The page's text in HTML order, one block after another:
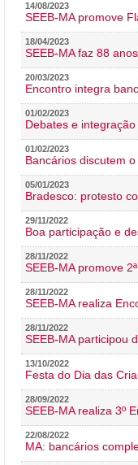
14/08/2023
SEEB-MA promove
18/04/2023
SEEB-MA faz 88
20/03/2023
Encontro integra
01/02/2023
Debates e
01/02/2023
Bancários discutem
05/01/2023
Bradesco: protesto
29/11/2022
Boa participação e
28/11/2022
SEEB-MA promove
28/11/2022
SEEB-MA realiza
28/11/2022
SEEB-MA participou
13/10/2022
Festa do Dia das
28/09/2022
SEEB-MA realiza 3º
22/08/2022
MA: bancários